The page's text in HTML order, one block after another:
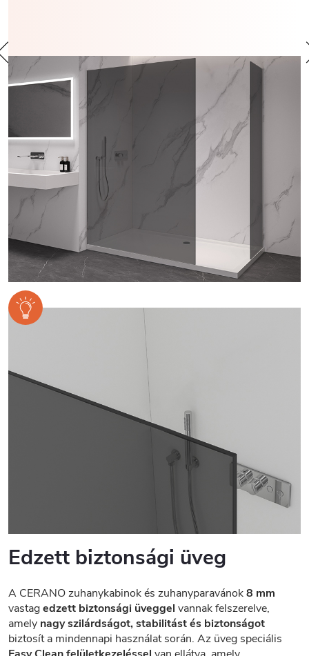
Edzett biztonsági üveg
A CERANO zuhanykabinok és zuhanyparavánok8 mm
vastagedzett biztonsági üveggel vannak felszerelve,
amely nagy szilárdságot, stabilitást és biztonságot
biztosít a mindennapi használat során. Az üveg speciális